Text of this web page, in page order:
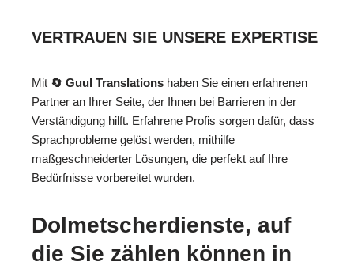
VERTRAUEN SIE UNSERE EXPERTISE
Mit 🔄 Guul Translations haben Sie einen erfahrenen
Partner an Ihrer Seite, der Ihnen bei Barrieren in der
Verständigung hilft. Erfahrene Profis sorgen dafür, dass
Sprachprobleme gelöst werden, mithilfe
maßgeschneiderter Lösungen, die perfekt auf Ihre
Bedürfnisse vorbereitet wurden.
Dolmetscherdienste, auf
die Sie zählen können in